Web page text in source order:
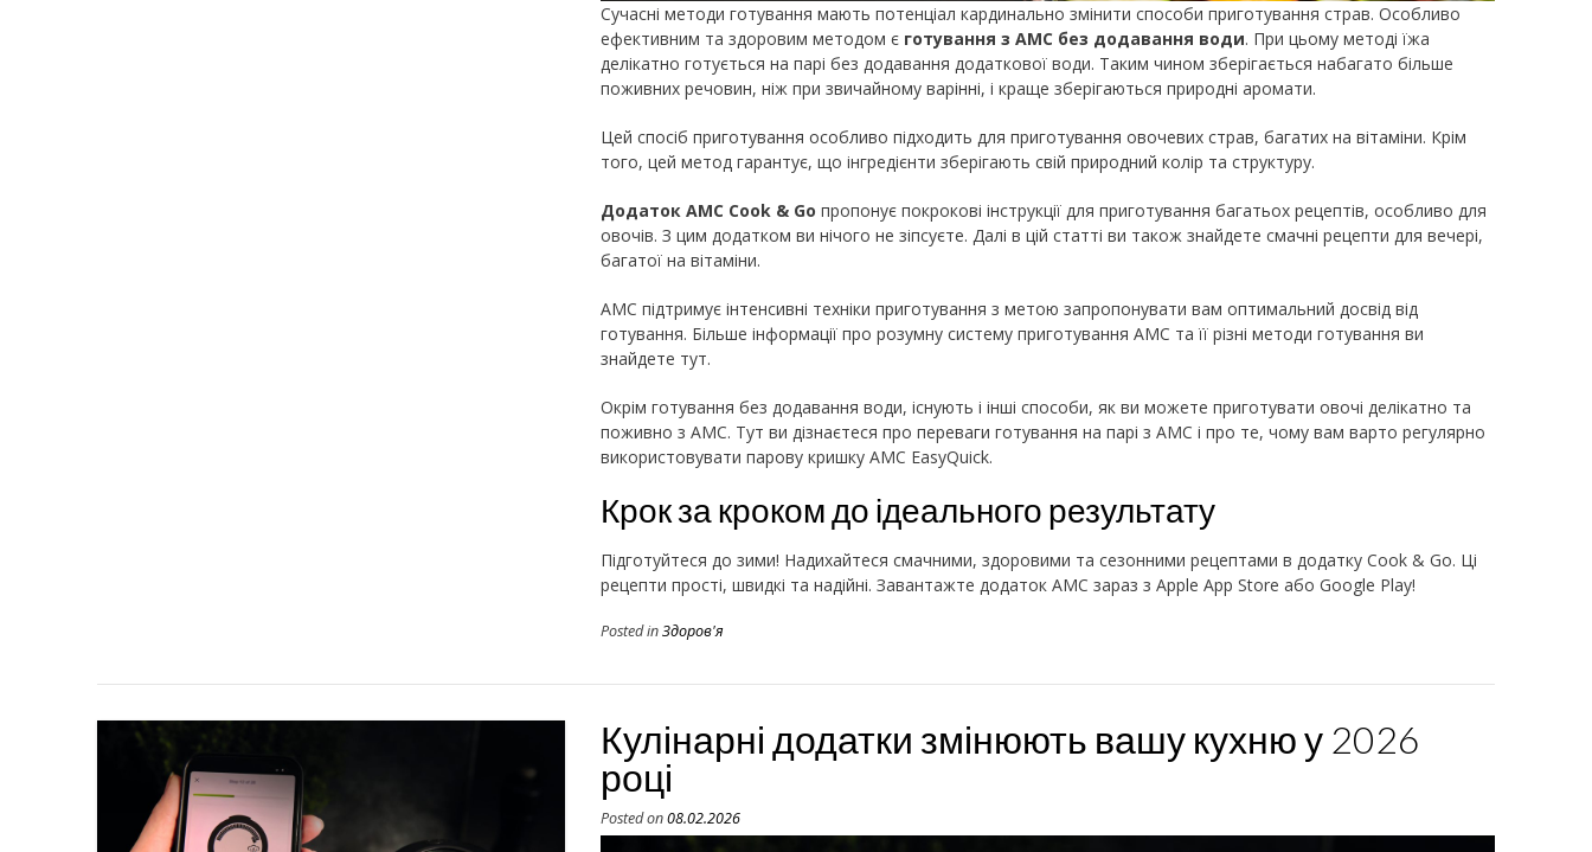
Сучасні методи готування мають потенціал кардинально змінити способи приготування страв. Особливо
ефективним та здоровим методом є готування з AMC без додавання води. При цьому методі їжа
делікатно готується на парі без додавання додаткової води. Таким чином зберігається набагато більше
поживних речовин, ніж при звичайному варінні, і краще зберігаються природні аромати.
Цей спосіб приготування особливо підходить для приготування овочевих страв, багатих на вітаміни. Крім
того, цей метод гарантує, що інгредієнти зберігають свій природний колір та структуру.
Додаток AMC Cook & Go пропонує покрокові інструкції для приготування багатьох рецептів, особливо для
овочів. З цим додатком ви нічого не зіпсуєте. Далі в цій статті ви також знайдете смачні рецепти для вечері,
багатої на вітаміни.
AMC підтримує інтенсивні техніки приготування з метою запропонувати вам оптимальний досвід від
готування. Більше інформації про розумну систему приготування AMC та її різні методи готування ви
знайдете тут.
Окрім готування без додавання води, існують і інші способи, як ви можете приготувати овочі делікатно та
поживно з AMC. Тут ви дізнаєтеся про переваги готування на парі з AMC і про те, чому вам варто регулярно
використовувати парову кришку AMC EasyQuick.
Крок за кроком до ідеального результату
Підготуйтеся до зими! Надихайтеся смачними, здоровими та сезонними рецептами в додатку Cook & Go. Ці
рецепти прості, швидкі та надійні. Завантажте додаток AMC зараз з Apple App Store або Google Play!
Posted inЗдоров'я
Кулінарні додатки змінюють вашу кухню у 2026
році
Posted on08.02.2026